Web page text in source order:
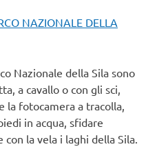
NAZIONALE DELLA
Nazionale della Sila sono
a cavallo o con gli sci,
la fotocamera a tracolla,
in acqua, sfidare
con la vela i laghi della Sila.